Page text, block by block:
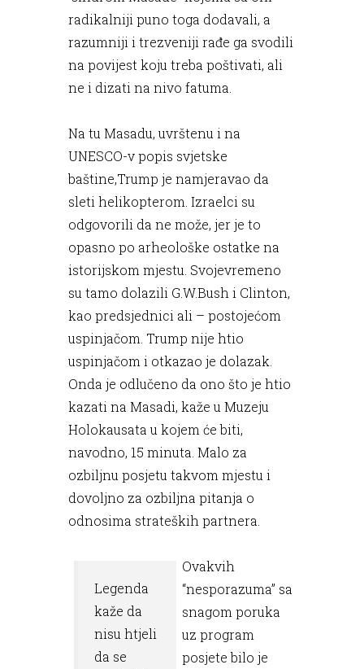
radikalniji puno toga dodavali, a
razumniji i trezveniji rađe ga svodili
na povijest koju treba poštivati, ali
ne i dizati na nivo fatuma.
Na tu Masadu, uvrštenu i na
UNESCO-v popis svjetske
baštine,Trump je namjeravao da
sleti helikopterom. Izraelci su
odgovorili da ne može, jer je to
opasno po arheološke ostatke na
istorijskom mjestu. Svojevremeno
su tamo dolazili G.W.Bush i Clinton,
kao predsjednici ali – postojećom
uspinjačom. Trump nije htio
uspinjačom i otkazao je dolazak.
Onda je odlučeno da ono što je htio
kazati na Masadi, kaže u Muzeju
Holokausata u kojem će biti,
navodno, 15 minuta. Malo za
ozbiljnu posjetu takvom mjestu i
dovoljno za ozbiljna pitanja o
odnosima strateških partnera.
Legenda
kaže da
nisu htjeli
da se
Ovakvih
“nesporazuma” sa
snagom poruka
uz program
posjete bilo je